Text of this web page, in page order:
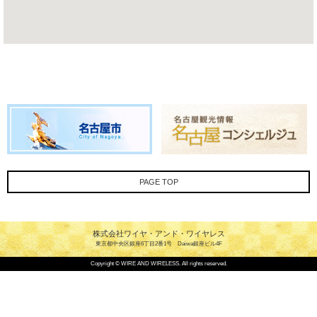
PAGE TOP
株式会社ワイヤ・アンド・ワイヤレス
東京都中央区銀座6丁目2番1号 Daiwa銀座ビル4F
Copyright © WIRE AND WIRELESS. All rights reserved.